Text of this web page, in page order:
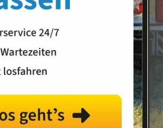
Tipps zum Arten- und Naturschutz
unterschiedlichen Themen
Wohnumfeld zum Arten- und